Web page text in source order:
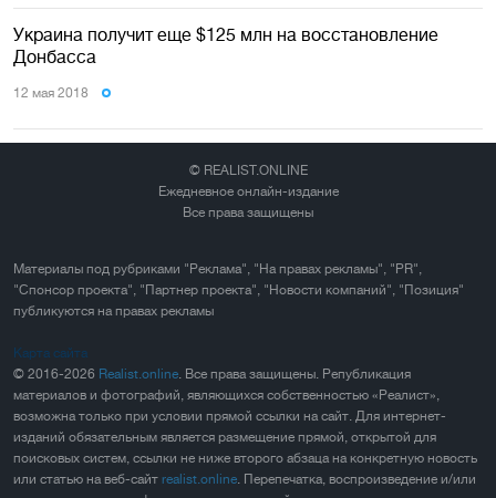
Украина получит еще $125 млн на восстановление
Донбасса
12 мая 2018
© REALIST.ONLINE
Ежедневное онлайн-издание
Все права защищены
Материалы под рубриками "Реклама", "На правах рекламы", "PR",
"Спонсор проекта", "Партнер проекта", "Новости компаний", "Позиция"
публикуются на правах рекламы
Карта сайта
© 2016-2026 Realist.online. Все права защищены. Републикация
материалов и фотографий, являющихся собственностью «Реалист»,
возможна только при условии прямой ссылки на сайт. Для интернет-
изданий обязательным является размещение прямой, открытой для
поисковых систем, ссылки не ниже второго абзаца на конкретную новость
или статью на веб-сайт realist.online. Перепечатка, воспроизведение и/или